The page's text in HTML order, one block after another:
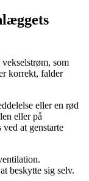
som
korrekt, falder
eller en rød
eller på
at genstarte
beskytte sig selv.